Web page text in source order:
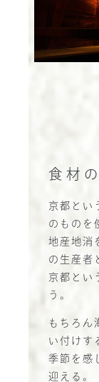
食材
京都とい
のものを
地産地消
の生産者
京都とい
う。
もちろん
い付けす
季節を感
迎える。